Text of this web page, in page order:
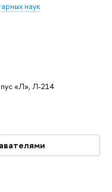
наук
«Л», Л-214